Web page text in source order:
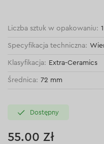
Liczba sztuk w opakowaniu:
Specyfikacja techniczna:
Klasyfikacja: Extra-Ceramics
Średnica: 72 mm
Dostępny
55.00 Zł